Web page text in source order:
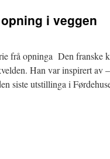
i veggen
Den franske
Han var inspirert av
siste utstillinga i